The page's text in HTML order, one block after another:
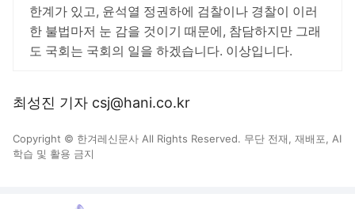
한계가 있고, 윤석열 정권하에 검찰이나 경찰이 이러
한 불법마저 눈 감을 것이기 때문에, 참담하지만 그래
도 국회는 국회의 일을 하겠습니다. 이상입니다.
최성진 기자 csj@hani.co.kr
Copyright © 한겨레신문사 All Rights Reserved. 무단 전재, 재배포, AI
학습 및 활용 금지